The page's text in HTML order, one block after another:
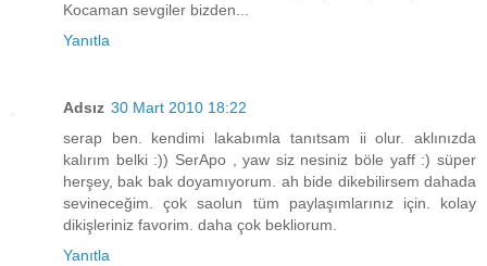
Kocaman sevgiler bizden...
Yanıtla
Adsız 30 Mart 2010 18:22
serap ben. kendimi lakabımla tanıtsam ii olur. aklınızda
kalırım belki :)) SerApo , yaw siz nesiniz böle yaff :) süper
herşey, bak bak doyamıyorum. ah bide dikebilirsem dahada
sevineceğim. çok saolun tüm paylaşımlarınız için. kolay
dikişleriniz favorim. daha çok bekliorum.
Yanıtla